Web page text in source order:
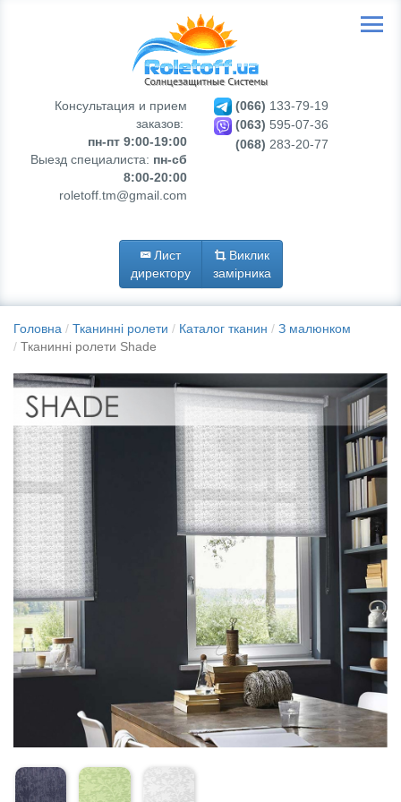
Консультация и прием
заказов:
пн-пт 9:00-19:00
Выезд специалиста: пн-сб
8:00-20:00
roletoff.tm@gmail.com
(066) 133-79-19
(063) 595-07-36
(068) 283-20-77
Лист
директору
Виклик
замірника
Головна Тканинні ролети Каталог тканин
З малюнком
Тканинні ролети Shade